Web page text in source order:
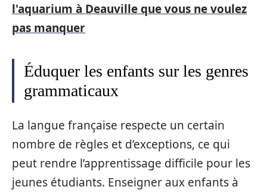
l'aquarium à Deauville que vous ne voulez
pas manquer
Éduquer les enfants sur les genres
grammaticaux
La langue française respecte un certain
nombre de règles et d’exceptions, ce qui
peut rendre l’apprentissage difficile pour les
jeunes étudiants. Enseigner aux enfants à